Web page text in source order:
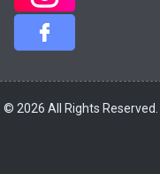
© 2026 All Rights Reserved.